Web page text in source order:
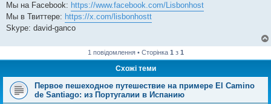
Мы на Facebook: https://www.facebook.com/Lisbonhost
Мы в Твиттере: https://x.com/lisbonhostt
Skype: david-ganco
1 повідомлення • Сторінка 1 з 1
Схожі теми
Первое пешеходное путешествие на примере El Camino
de Santiago: из Португалии в Испанию